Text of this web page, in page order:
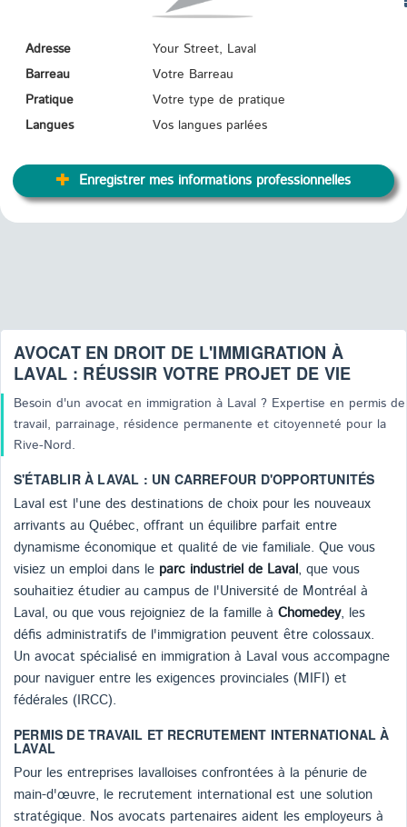
Adresse
Your Street, Laval
Barreau
Votre Barreau
Pratique
Votre type de pratique
Langues
Vos langues parlées
Enregistrer mes informations professionnelles
AVOCAT EN DROIT DE L'IMMIGRATION À
LAVAL : RÉUSSIR VOTRE PROJET DE VIE
Besoin d'un avocat en immigration à Laval ? Expertise en permis de
travail, parrainage, résidence permanente et citoyenneté pour la
Rive-Nord.
S'ÉTABLIR À LAVAL : UN CARREFOUR D'OPPORTUNITÉS
Laval est l'une des destinations de choix pour les nouveaux
arrivants au Québec, offrant un équilibre parfait entre
dynamisme économique et qualité de vie familiale. Que vous
visiez un emploi dans le parc industriel de Laval, que vous
souhaitiez étudier au campus de l'Université de Montréal à
Laval, ou que vous rejoigniez de la famille à Chomedey, les
défis administratifs de l'immigration peuvent être colossaux.
Un avocat spécialisé en immigration à Laval vous accompagne
pour naviguer entre les exigences provinciales (MIFI) et
fédérales (IRCC).
PERMIS DE TRAVAIL ET RECRUTEMENT INTERNATIONAL À
LAVAL
Pour les entreprises lavalloises confrontées à la pénurie de
main-d'œuvre, le recrutement international est une solution
stratégique. Nos avocats partenaires aident les employeurs à